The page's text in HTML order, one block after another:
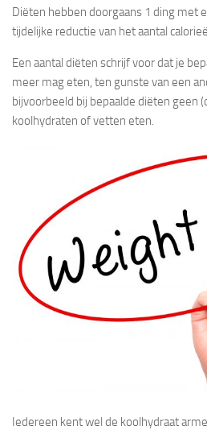
Diëten hebben doorgaans 1 ding met
tijdelijke reductie van het aantal
Een aantal diëten schrijf voor dat je
meer mag eten, ten gunste van een
bijvoorbeeld bij bepaalde diëten geen
koolhydraten of vetten eten.
Iedereen kent wel de koolhydraat